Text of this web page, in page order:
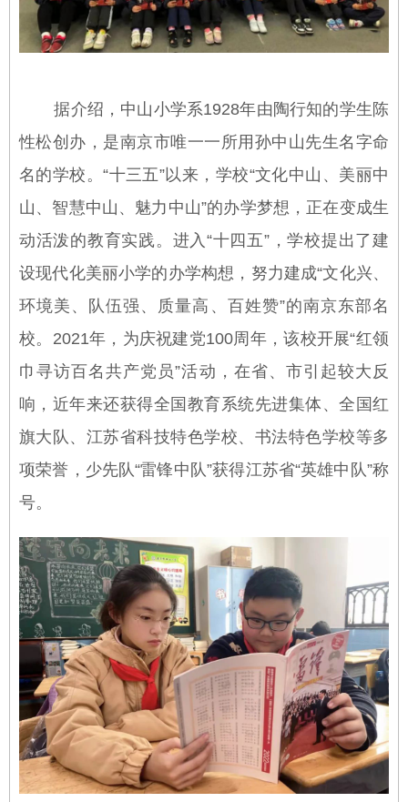
据介绍，中山小学系1928年由陶行知的学生陈
性松创办，是南京市唯一一所用孙中山先生名字命
名的学校。“十三五”以来，学校“文化中山、美丽中
山、智慧中山、魅力中山”的办学梦想，正在变成生
动活泼的教育实践。进入“十四五”，学校提出了建
设现代化美丽小学的办学构想，努力建成“文化兴、
环境美、队伍强、质量高、百姓赞”的南京东部名
校。2021年，为庆祝建党100周年，该校开展“红领
巾寻访百名共产党员”活动，在省、市引起较大反
响，近年来还获得全国教育系统先进集体、全国红
旗大队、江苏省科技特色学校、书法特色学校等多
项荣誉，少先队“雷锋中队”获得江苏省“英雄中队”称
号。